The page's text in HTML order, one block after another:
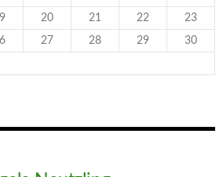
20 21 22 23
27 28 29 30